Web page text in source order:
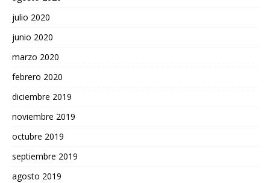
julio 2020
junio 2020
marzo 2020
febrero 2020
diciembre 2019
noviembre 2019
octubre 2019
septiembre 2019
agosto 2019